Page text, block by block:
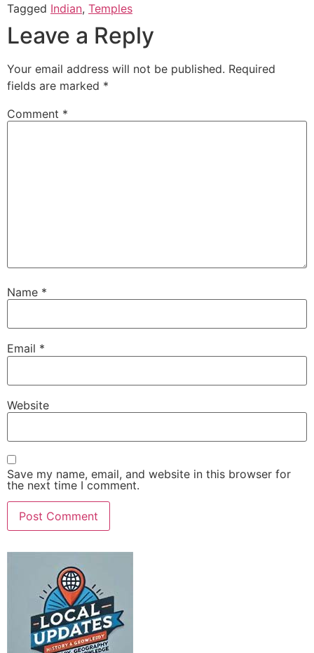
Tagged Indian, Temples
Leave a Reply
Your email address will not be published. Required
fields are marked *
Comment *
Name *
Email *
Website
Save my name, email, and website in this browser for
the next time I comment.